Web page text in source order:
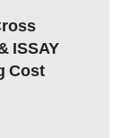
ISSAY
Cost